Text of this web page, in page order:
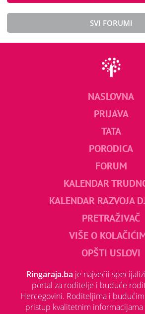
SVI FORUMI
NASLOVNA
PRIJAVA
TATA
PORODICA
FORUM
KALENDAR
KALENDAR RAZVOJA
PRETRAŽIVAČ
VIŠE O
OPŠTI USLOVI
Ringaraja.ba je najvećii
portal za roditelje i buduće
Hercegovini. Roditeljima i
pristup kvalitetnim